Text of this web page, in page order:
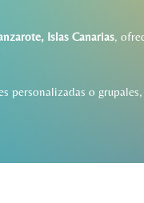
Islas Canarias,
personalizadas o